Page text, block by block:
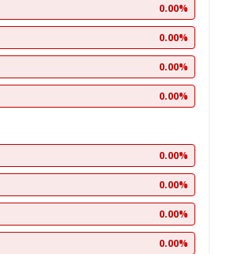
0.00%
0.00%
0.00%
0.00%
0.00%
0.00%
0.00%
0.00%